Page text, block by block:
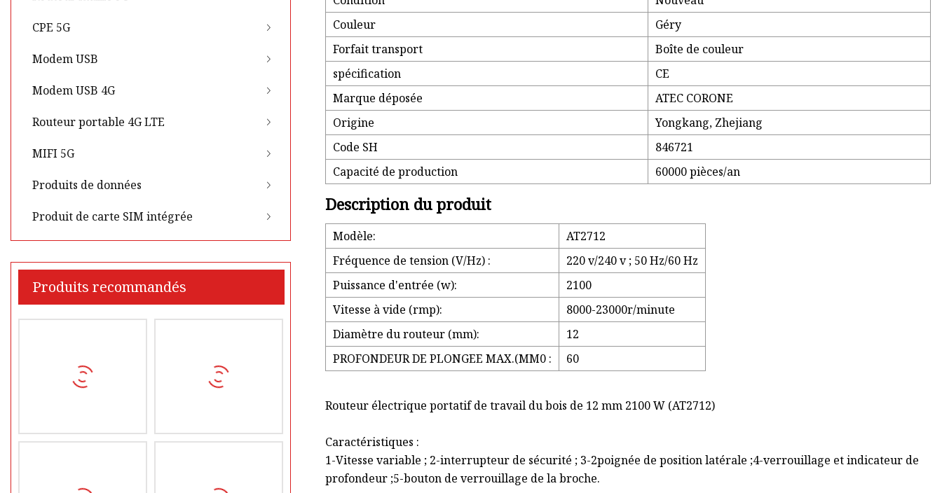
CPE 5G
Modem USB
Modem USB 4G
Routeur portable 4G LTE
MIFI 5G
Produits de données
Produit de carte SIM intégrée
Produits recommandés
Couleur
Géry
Forfait transport
Boîte de couleur
spécification
CE
Marque déposée
ATEC CORONE
Origine
Yongkang, Zhejiang
Code SH
846721
Capacité de production
60000 pièces/an
Description du produit
Modèle:
AT2712
Fréquence de tension (V/Hz) :
220 v/240 v ; 50 Hz/60 Hz
Puissance d'entrée (w):
2100
Vitesse à vide (rmp):
8000-23000r/minute
Diamètre du routeur (mm):
12
PROFONDEUR DE PLONGEE MAX.(MM0 :
60
Routeur électrique portatif de travail du bois de 12 mm 2100 W (AT2712)
Caractéristiques :
1-Vitesse variable ; 2-interrupteur de sécurité ; 3-2poignée de position latérale ;4-verrouillage et indicateur de
profondeur ;5-bouton de verrouillage de la broche.